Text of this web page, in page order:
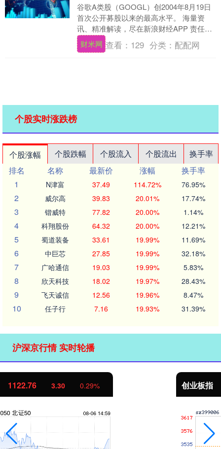
谷歌A类股（GOOGL）创2004年8月19日
首次公开募股以来的最高水平。 海量资
讯、精准解读，尽在新浪财经APP 责任编
辑：张俊 SF065....
财米网 查看： 129 分类： 配配网
个股实时涨跌榜
个股涨幅 个股跌幅 个股流入 个股流出
换手率
排名
名称 最新价 涨幅
换手率
1
N津富 37.49 114.72% 76.95%
2 威尔高 39.83 20.01% 17.74%
3 锴威特 77.82 20.00% 1.14%
4 科翔股份 64.32 20.00% 12.21%
5 蜀道装备 33.61 19.99% 11.69%
6 中巨芯 27.85 19.99% 32.18%
7 广哈通信 19.03 19.99% 5.83%
8 欣天科技 18.02 19.97% 28.43%
9 飞天诚信 12.56 19.96% 8.47%
10 任子行 7.16 19.93% 31.39%
沪深京行情 实时轮播
创业板指 3515.56 -0.55%